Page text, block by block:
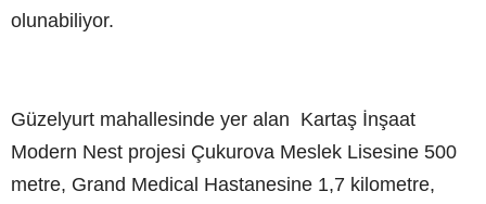
olunabiliyor.
Güzelyurt mahallesinde yer alan Kartaş İnşaat
Modern Nest projesi Çukurova Meslek Lisesine 500
metre, Grand Medical Hastanesine 1,7 kilometre,